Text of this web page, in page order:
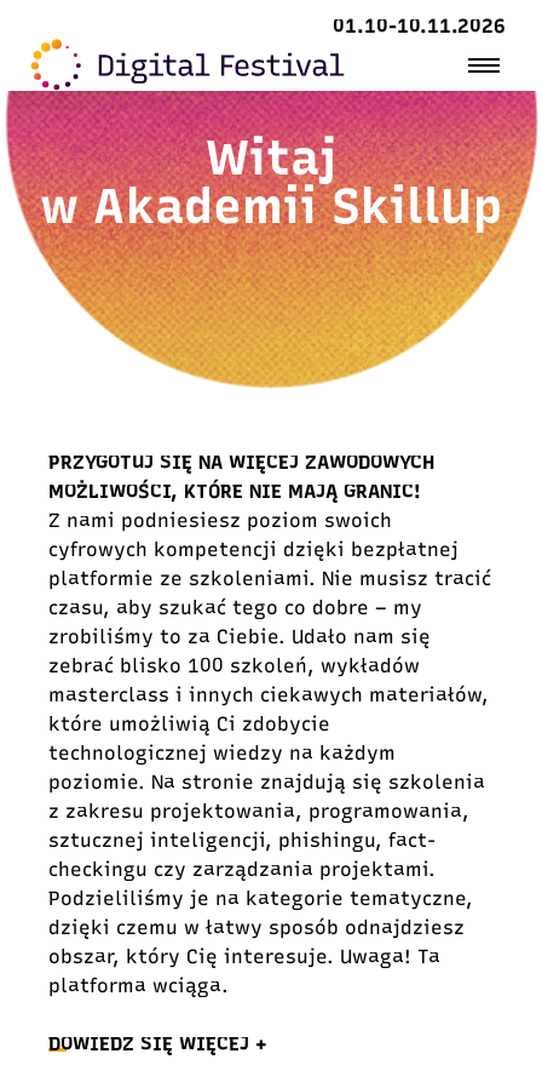
01.10-10.11.2026
Witaj
w Akademii SkillUp
PRZYGOTUJ SIĘ NA WIĘCEJ ZAWODOWYCH
MOŻLIWOŚCI, KTÓRE NIE MAJĄ GRANIC!
Z nami podniesiesz poziom swoich
cyfrowych kompetencji dzięki bezpłatnej
platformie ze szkoleniami. Nie musisz tracić
czasu, aby szukać tego co dobre – my
zrobiliśmy to za Ciebie. Udało nam się
zebrać blisko 100 szkoleń, wykładów
masterclass i innych ciekawych materiałów,
które umożliwią Ci zdobycie
technologicznej wiedzy na każdym
poziomie. Na stronie znajdują się szkolenia
z zakresu projektowania, programowania,
sztucznej inteligencji, phishingu, fact-
checkingu czy zarządzania projektami.
Podzieliliśmy je na kategorie tematyczne,
dzięki czemu w łatwy sposób odnajdziesz
obszar, który Cię interesuje. Uwaga! Ta
platforma wciąga.
DOWIEDZ SIĘ WIĘCEJ +